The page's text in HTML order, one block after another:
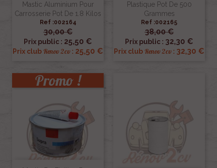
Mastic Aluminium Pour
Carrosserie Pot De 1.8 Kilos
Ref :002164
30,00 €
Prix public : 25,50 €
Prix club Renov 2cv : 25,50 €
Plastique Pot De 500
Grammes
Ref :002165
38,00 €
Prix public : 32,30 €
Prix club Renov 2cv : 32,30 €
Promo !